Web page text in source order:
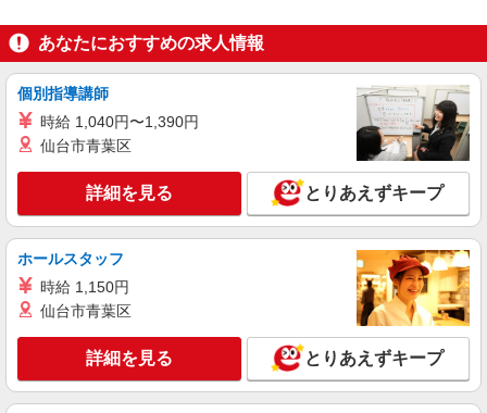
通費全支給(ガソリン代含む)＞
甲斐市内 ≪車通勤OK≫
キープ 詳細を見る
株式会社kotrio /●MT-H-2010186
甲斐市＊少人数グルホで利用者さんと家事や掃
除など♪日払いOK
時給1500円〜2125円 ＜日払い有/週払い有/交
キープ 詳細を見る
あなたにおすすめの求人情報
個別指導講師
時給 1,040円〜1,390円
仙台市青葉区
詳細を見る とりあえずキープ
ホールスタッフ
時給 1,150円
仙台市青葉区
詳細を見る とりあえずキープ